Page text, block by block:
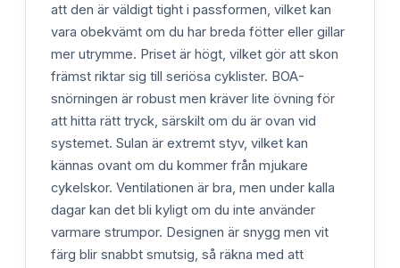
att den är väldigt tight i passformen, vilket kan
vara obekvämt om du har breda fötter eller gillar
mer utrymme. Priset är högt, vilket gör att skon
främst riktar sig till seriösa cyklister. BOA-
snörningen är robust men kräver lite övning för
att hitta rätt tryck, särskilt om du är ovan vid
systemet. Sulan är extremt styv, vilket kan
kännas ovant om du kommer från mjukare
cykelskor. Ventilationen är bra, men under kalla
dagar kan det bli kyligt om du inte använder
varmare strumpor. Designen är snygg men vit
färg blir snabbt smutsig, så räkna med att